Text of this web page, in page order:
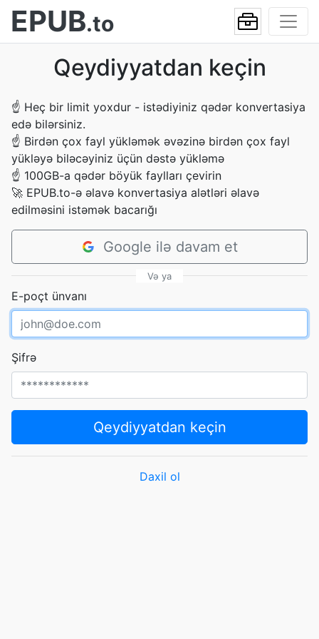
EPUB.to
Qeydiyyatdan keçin
☝ Heç bir limit yoxdur - istədiyiniz qədər konvertasiya
edə bilərsiniz.
☝ Birdən çox fayl yükləmək əvəzinə birdən çox fayl
yükləyə biləcəyiniz üçün dəstə yükləmə
☝ 100GB-a qədər böyük faylları çevirin
🚀 EPUB.to-ə əlavə konvertasiya alətləri əlavə
edilməsini istəmək bacarığı
Google ilə davam et
Və ya
E-poçt ünvanı
Şifrə
Qeydiyyatdan keçin
Daxil ol